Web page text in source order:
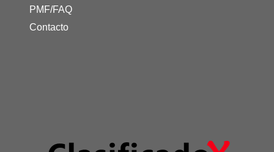
PMF/FAQ
Contacto